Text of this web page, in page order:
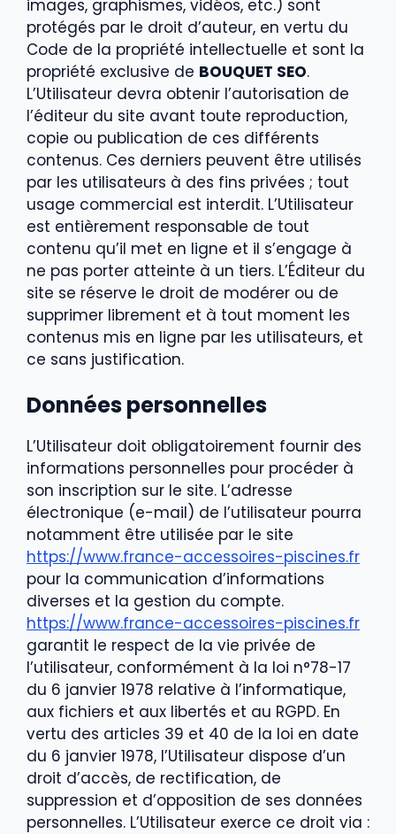
images, graphismes, vidéos, etc.) sont
protégés par le droit d’auteur, en vertu du
Code de la propriété intellectuelle et sont la
propriété exclusive de BOUQUET SEO.
L’Utilisateur devra obtenir l’autorisation de
l’éditeur du site avant toute reproduction,
copie ou publication de ces différents
contenus. Ces derniers peuvent être utilisés
par les utilisateurs à des fins privées ; tout
usage commercial est interdit. L’Utilisateur
est entièrement responsable de tout
contenu qu’il met en ligne et il s’engage à
ne pas porter atteinte à un tiers. L’Éditeur du
site se réserve le droit de modérer ou de
supprimer librement et à tout moment les
contenus mis en ligne par les utilisateurs, et
ce sans justification.
Donnéespersonnelles
L’Utilisateur doit obligatoirement fournir des
informations personnelles pour procéder à
son inscription sur le site. L’adresse
électronique (e-mail) de l’utilisateur pourra
notamment être utilisée par le site
https://www.france-accessoires-piscines.fr
pour la communication d’informations
diverses et la gestion du compte.
https://www.france-accessoires-piscines.fr
garantit le respect de la vie privée de
l’utilisateur, conformément à la loi n°78-17
du 6 janvier 1978 relative à l’informatique,
aux fichiers et aux libertés et au RGPD. En
vertu des articles 39 et 40 de la loi en date
du 6 janvier 1978, l’Utilisateur dispose d’un
droit d’accès, de rectification, de
suppression et d’opposition de ses données
personnelles. L’Utilisateur exerce ce droit via :